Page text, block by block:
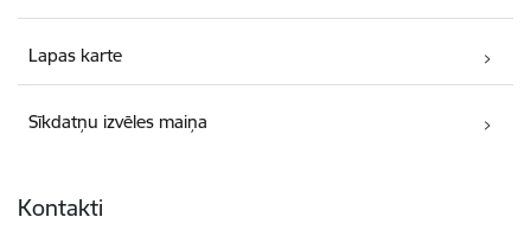
Lapas karte
Sīkdatņu izvēles maiņa
Kontakti